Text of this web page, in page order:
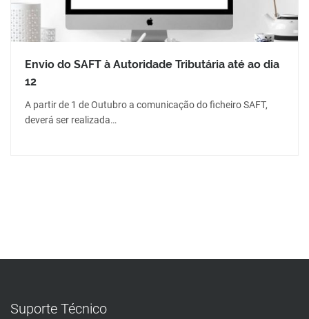
Envio do SAFT à Autoridade Tributária até ao dia
12
A partir de 1 de Outubro a comunicação do ficheiro SAFT,
deverá ser realizada…
Suporte Técnico